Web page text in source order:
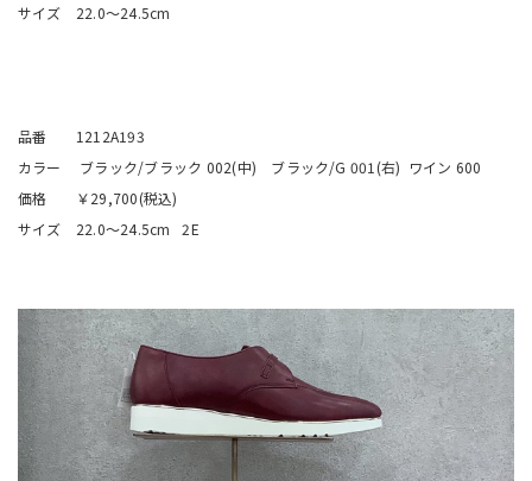
サイズ 22.0〜24.5cm
品番 1212A193
カラー ブラック/ブラック 002(中) ブラック/G 001(右) ワイン 600
価格 ￥29,700(税込)
サイズ 22.0〜24.5cm 2E